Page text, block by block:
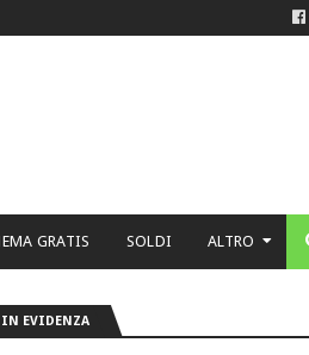
GRATIS SOLDI ALTRO
IN EVIDENZA